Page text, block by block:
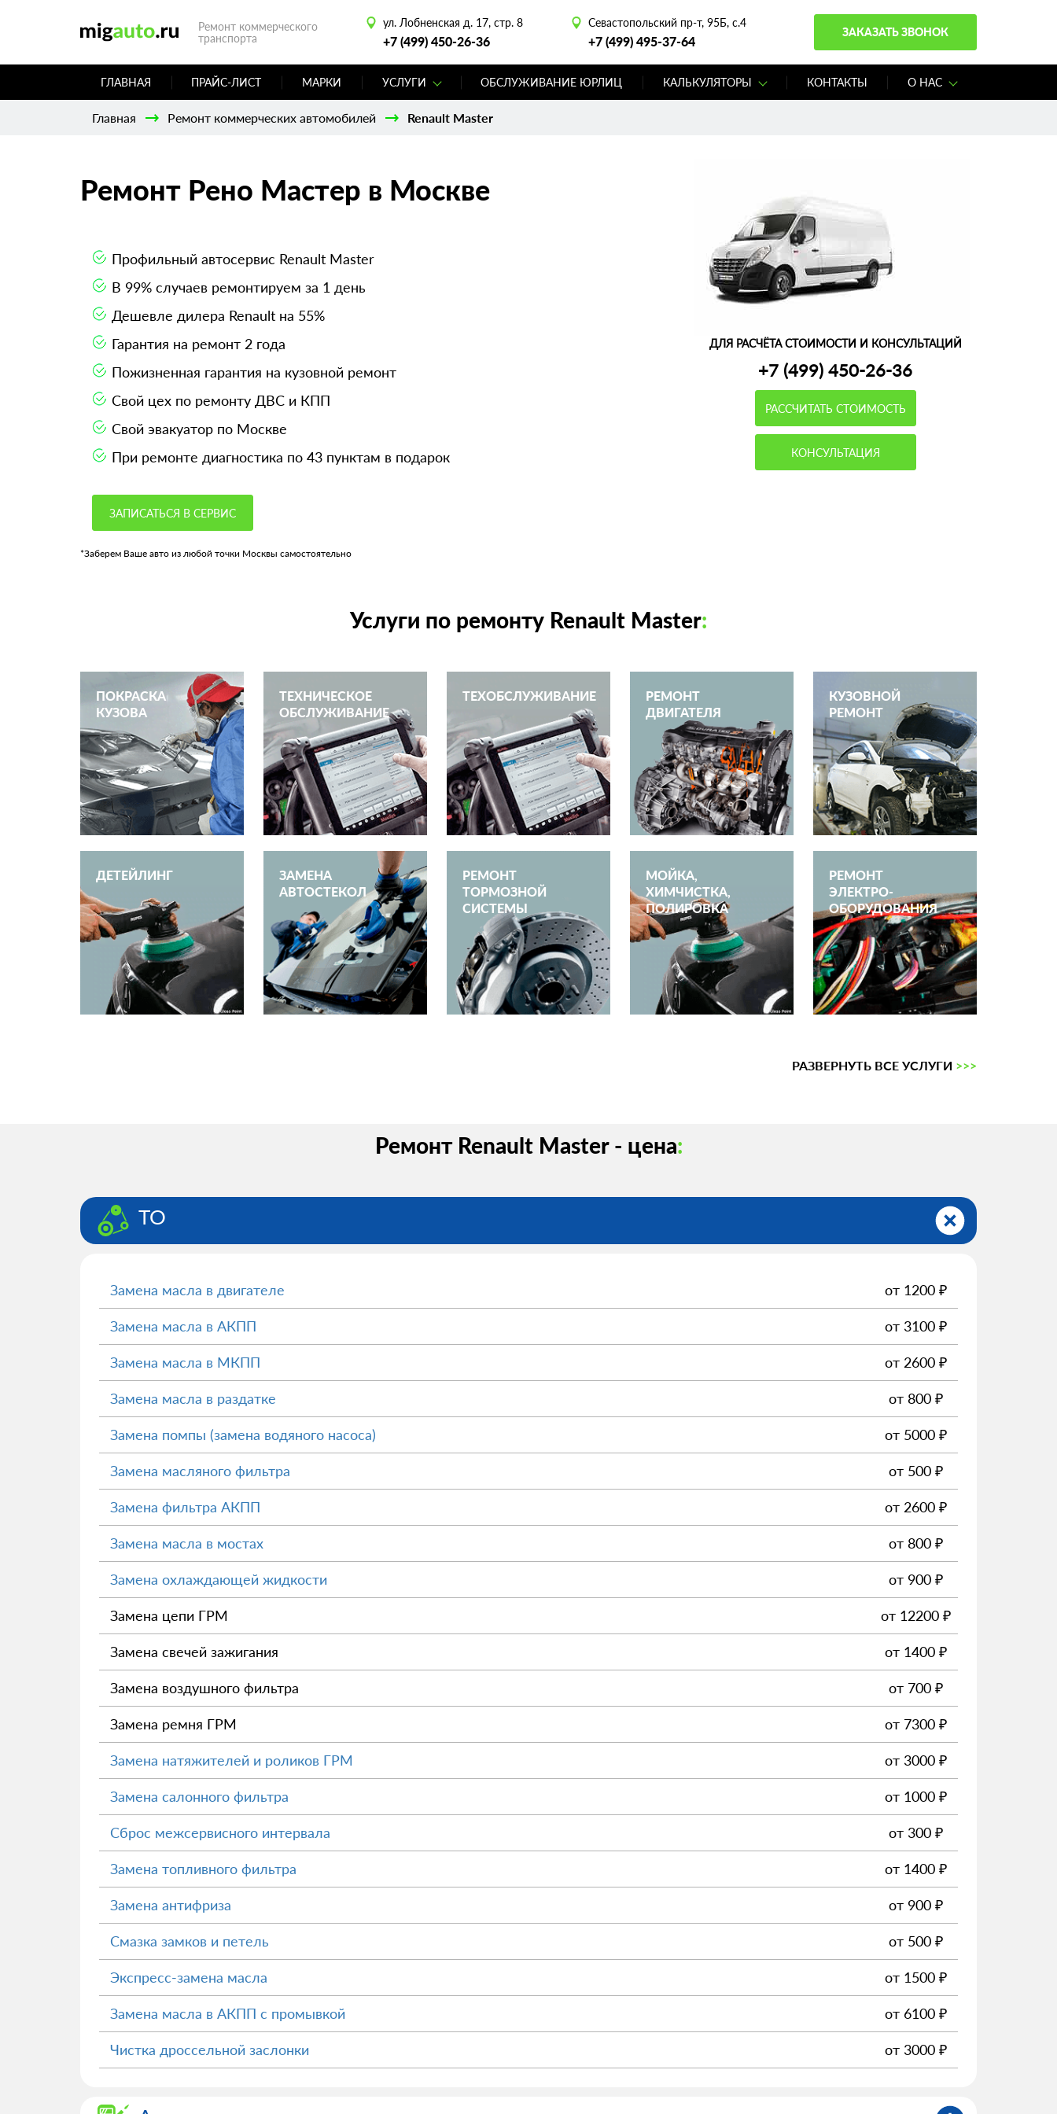
Ремонт коммерческого
транспорта
ул. Лобненская д. 17, стр. 8
+7 (499) 450-26-36
Севастопольский пр-т, 95Б, с.4
+7 (499) 495-37-64
ЗАКАЗАТЬ ЗВОНОК
ГЛАВНАЯ ПРАЙС-ЛИСТ МАРКИ УСЛУГИ ОБСЛУЖИВАНИЕ ЮРЛИЦ КАЛЬКУЛЯТОРЫ КОНТАКТЫ О НАС
Главная Ремонт коммерческих автомобилей Renault Master
Ремонт Рено Мастер в Москве
Профильный автосервис Renault Master
В 99% случаев ремонтируем за 1 день
Дешевле дилера Renault на 55%
Гарантия на ремонт 2 года
Пожизненная гарантия на кузовной ремонт
Свой цех по ремонту ДВС и КПП
Свой эвакуатор по Москве
При ремонте диагностика по 43 пунктам в подарок
ЗАПИСАТЬСЯ В СЕРВИС
*Заберем Ваше авто из любой точки Москвы самостоятельно
ДЛЯ РАСЧЁТА СТОИМОСТИ И КОНСУЛЬТАЦИЙ
+7 (499) 450-26-36
РАССЧИТАТЬ СТОИМОСТЬ
КОНСУЛЬТАЦИЯ
Услуги по ремонту Renault Master:
ПОКРАСКА
КУЗОВА
ТЕХНИЧЕСКОЕ
ОБСЛУЖИВАНИЕ
ТЕХОБСЛУЖИВАНИЕ
РЕМОНТ
ДВИГАТЕЛЯ
КУЗОВНОЙ
РЕМОНТ
ДЕТЕЙЛИНГ
ЗАМЕНА
АВТОСТЕКОЛ
РЕМОНТ
ТОРМОЗНОЙ
СИСТЕМЫ
МОЙКА,
ХИМЧИСТКА,
ПОЛИРОВКА
РЕМОНТ
ЭЛЕКТРО­
ОБОРУДОВАНИЯ
РАЗВЕРНУТЬ ВСЕ УСЛУГИ >>>
Ремонт Renault Master - цена:
ТО
Замена масла в двигателе от 1200 ₽
Замена масла в АКПП от 3100 ₽
Замена масла в МКПП от 2600 ₽
Замена масла в раздатке от 800 ₽
Замена помпы (замена водяного насоса) от 5000 ₽
Замена масляного фильтра от 500 ₽
Замена фильтра АКПП от 2600 ₽
Замена масла в мостах от 800 ₽
Замена охлаждающей жидкости от 900 ₽
Замена цепи ГРМ от 12200 ₽
Замена свечей зажигания от 1400 ₽
Замена воздушного фильтра от 700 ₽
Замена ремня ГРМ от 7300 ₽
Замена натяжителей и роликов ГРМ от 3000 ₽
Замена салонного фильтра от 1000 ₽
Сброс межсервисного интервала от 300 ₽
Замена топливного фильтра от 1400 ₽
Замена антифриза от 900 ₽
Смазка замков и петель от 500 ₽
Экспресс-замена масла от 1500 ₽
Замена масла в АКПП с промывкой от 6100 ₽
Чистка дроссельной заслонки от 3000 ₽